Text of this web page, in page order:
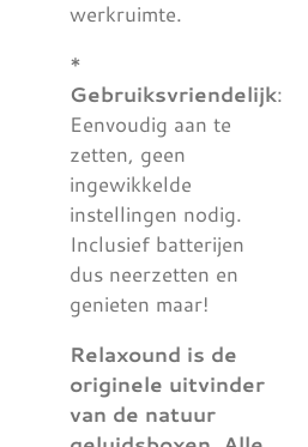
werkruimte.
*
Gebruiksvriendelijk:
Eenvoudig aan te
zetten, geen
ingewikkelde
instellingen nodig.
Inclusief batterijen
dus neerzetten en
genieten maar!
Relaxound is de
originele uitvinder
van de natuur